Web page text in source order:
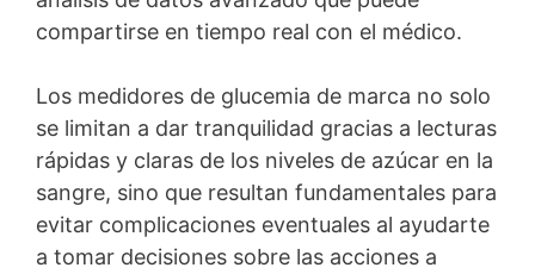
compartirse en tiempo real con el médico.
Los medidores de glucemia de marca no solo
se limitan a dar tranquilidad gracias a lecturas
rápidas y claras de los niveles de azúcar en la
sangre, sino que resultan fundamentales para
evitar complicaciones eventuales al ayudarte
a tomar decisiones sobre las acciones a